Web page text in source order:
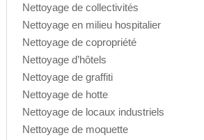
Nettoyage de collectivités
Nettoyage en milieu hospitalier
Nettoyage de copropriété
Nettoyage d’hôtels
Nettoyage de graffiti
Nettoyage de hotte
Nettoyage de locaux industriels
Nettoyage de moquette